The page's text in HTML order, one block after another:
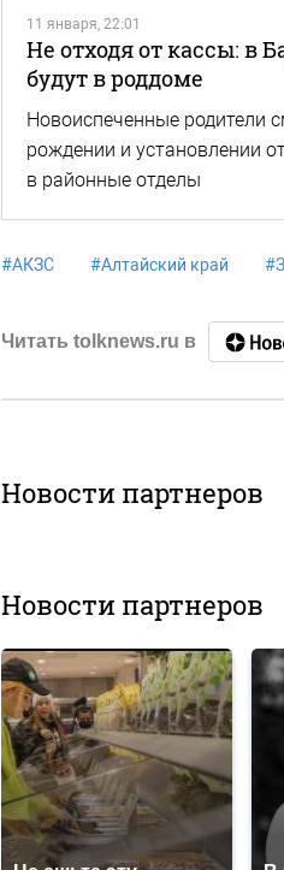
11 января, 22:01
Не отходя от кассы: в
будут в роддоме
Новоиспеченные родители
рождении и установлении
в районные отделы
#АКЗС #Алтайский край #
Читать tolknews.ru в
Новости партнеров
Новости партнеров